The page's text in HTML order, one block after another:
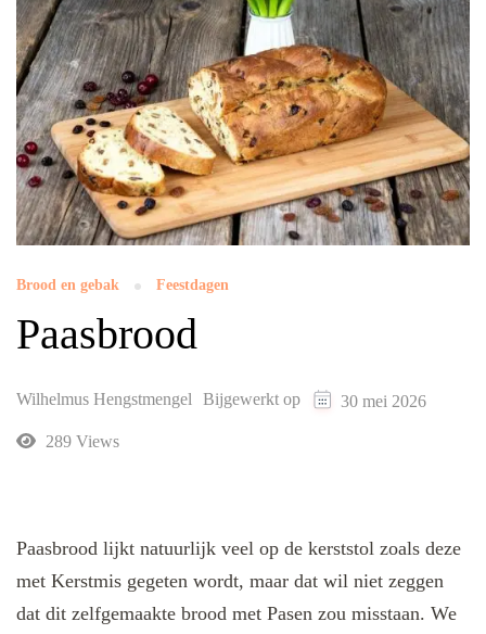
Brood en gebak Feestdagen
Paasbrood
Wilhelmus Hengstmengel Bijgewerkt op 30 mei 2026
289 Views
Paasbrood lijkt natuurlijk veel op de kerststol zoals deze
met Kerstmis gegeten wordt, maar dat wil niet zeggen
dat dit zelfgemaakte brood met Pasen zou misstaan. We